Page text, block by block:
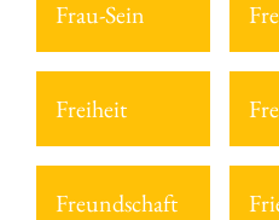
Frau-Sein
Freiheit
Freundschaft